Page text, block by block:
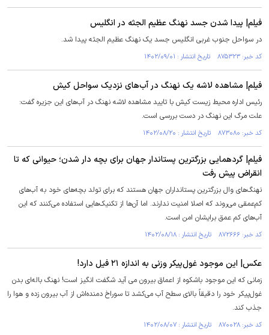
فیلم| پیدا شدن جسد نهنگ عظیم الجثه‌ در انگلیس
در سواحل جنوب غربی انگلیس جسد یک نهنگ عظیم الجثه پیدا شد.
کد خبر: ۸۷۵۳۲۳ تاریخ انتشار : ۱۴۰۲/۰۹/۰۱
فیلم| مشاهده لاشه یک نهنگ در آب‌های نزدیک سواحل کیش
رئیس اداره محیط زیست کیش با تایید مشاهده لاشه نهنگ در آب‌های این جزیره گفت:
علت مرگ‌ این نهنگ در دست بررسی است.
کد خبر: ۸۷۳۰۸۰ تاریخ انتشار : ۱۴۰۲/۰۸/۲۰
فیلم| گردهمایی بزرگترین پستاندار جهان برای بچه دار شدن؛ حیوانی که تا
انقراض پیش رفت
نهنگ‌های وال بزرگترین پستانداران جهان هستند که برای تولد بچه‌های خود به آب‌های
کم‌عمقی می‌روند که اصلا امنیت ندارند. اما آن‌ها از تکنیک‌هایی استفاده می‌کنند که این
آب‌های کم عمق برایشان امن است.
کد خبر: ۸۷۲۶۶۶ تاریخ انتشار : ۱۴۰۲/۰۸/۱۸
عکس| این موجود غول‌پیکر وزنی به اندازه ۲۱ فیل دارد!
زمانی که این موجود باشکوه از اعماق بیرون می آید شگفت انگیز است! نهنگ باله‌ای بدن
غول‌پیکر خود را دقیقاً بالای سطح آب می‌کشد تا سوراخ دمنده‌اش از آب بیرون زده و هوا را
جذب کند.
کد خبر: ۸۷۰۰۲۸ تاریخ انتشار : ۱۴۰۲/۰۸/۰۷